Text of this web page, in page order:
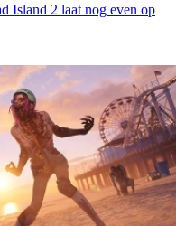
Island 2 laat nog even op